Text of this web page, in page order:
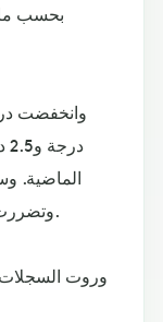
بحسب ما
الماضية.
وتضررت المحاصيل الزراعية، ومات الناس جوعا.
وروت السجلات